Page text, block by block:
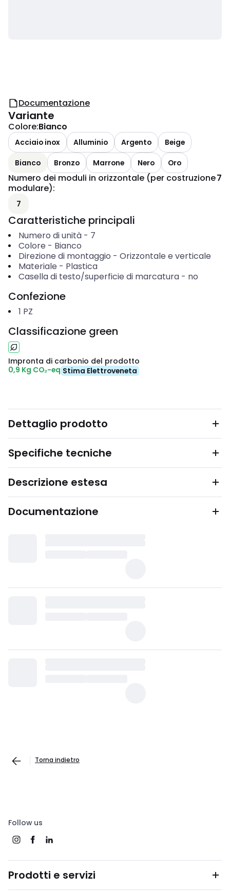
Documentazione
Variante
Colore:Bianco
Acciaio inox Alluminio Argento
Beige
Bianco
Bronzo Marrone Nero Oro
Numero dei moduli in orizzontale (per costruzione
modulare):
7
7
Caratteristiche principali
Numero di unità- 7
Colore - Bianco
Direzione di montaggio - Orizzontale e verticale
Materiale - Plastica
Casella di testo/superficie di marcatura- no
Confezione
1 PZ
Classificazione green
Impronta di carbonio del prodotto
0,9 Kg CO₂-eq Stima Elettroveneta
Dettaglio prodotto
Specifiche tecniche
Descrizione estesa
Documentazione
Torna indietro
Follow us
Prodotti e servizi